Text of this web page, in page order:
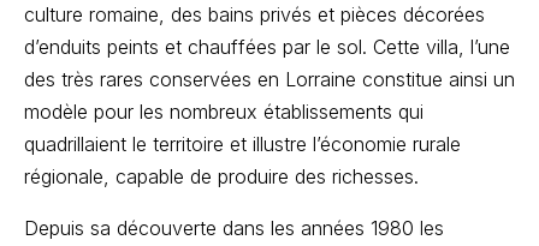
culture romaine, des bains privés et pièces décorées
d’enduits peints et chauffées par le sol. Cette villa, l’une
des très rares conservées en Lorraine constitue ainsi un
modèle pour les nombreux établissements qui
quadrillaient le territoire et illustre l’économie rurale
régionale, capable de produire des richesses.
Depuis sa découverte dans les années 1980 les